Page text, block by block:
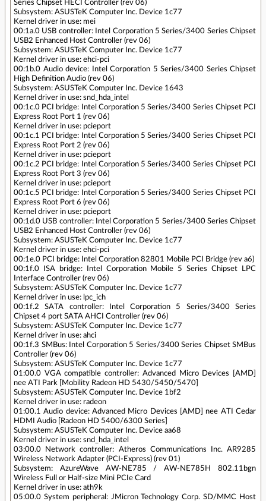
Series Chipset HECI Controller (rev 06)
Subsystem: ASUSTeK Computer Inc. Device 1c77
Kernel driver in use: mei
00:1a.0 USB controller: Intel Corporation 5 Series/3400 Series Chipset
USB2 Enhanced Host Controller (rev 06)
Subsystem: ASUSTeK Computer Inc. Device 1c77
Kernel driver in use: ehci-pci
00:1b.0 Audio device: Intel Corporation 5 Series/3400 Series Chipset
High Definition Audio (rev 06)
Subsystem: ASUSTeK Computer Inc. Device 1643
Kernel driver in use: snd_hda_intel
00:1c.0 PCI bridge: Intel Corporation 5 Series/3400 Series Chipset PCI
Express Root Port 1 (rev 06)
Kernel driver in use: pcieport
00:1c.1 PCI bridge: Intel Corporation 5 Series/3400 Series Chipset PCI
Express Root Port 2 (rev 06)
Kernel driver in use: pcieport
00:1c.2 PCI bridge: Intel Corporation 5 Series/3400 Series Chipset PCI
Express Root Port 3 (rev 06)
Kernel driver in use: pcieport
00:1c.5 PCI bridge: Intel Corporation 5 Series/3400 Series Chipset PCI
Express Root Port 6 (rev 06)
Kernel driver in use: pcieport
00:1d.0 USB controller: Intel Corporation 5 Series/3400 Series Chipset
USB2 Enhanced Host Controller (rev 06)
Subsystem: ASUSTeK Computer Inc. Device 1c77
Kernel driver in use: ehci-pci
00:1e.0 PCI bridge: Intel Corporation 82801 Mobile PCI Bridge (rev a6)
00:1f.0 ISA bridge: Intel Corporation Mobile 5 Series Chipset LPC
Interface Controller (rev 06)
Subsystem: ASUSTeK Computer Inc. Device 1c77
Kernel driver in use: lpc_ich
00:1f.2 SATA controller: Intel Corporation 5 Series/3400 Series
Chipset 4 port SATA AHCI Controller (rev 06)
Subsystem: ASUSTeK Computer Inc. Device 1c77
Kernel driver in use: ahci
00:1f.3 SMBus: Intel Corporation 5 Series/3400 Series Chipset SMBus
Controller (rev 06)
Subsystem: ASUSTeK Computer Inc. Device 1c77
01:00.0 VGA compatible controller: Advanced Micro Devices [AMD]
nee ATI Park [Mobility Radeon HD 5430/5450/5470]
Subsystem: ASUSTeK Computer Inc. Device 1bf2
Kernel driver in use: radeon
01:00.1 Audio device: Advanced Micro Devices [AMD] nee ATI Cedar
HDMI Audio [Radeon HD 5400/6300 Series]
Subsystem: ASUSTeK Computer Inc. Device aa68
Kernel driver in use: snd_hda_intel
03:00.0 Network controller: Atheros Communications Inc. AR9285
Wireless Network Adapter (PCI-Express) (rev 01)
Subsystem: AzureWave AW-NE785 / AW-NE785H 802.11bgn
Wireless Full or Half-size Mini PCIe Card
Kernel driver in use: ath9k
05:00.0 System peripheral: JMicron Technology Corp. SD/MMC Host